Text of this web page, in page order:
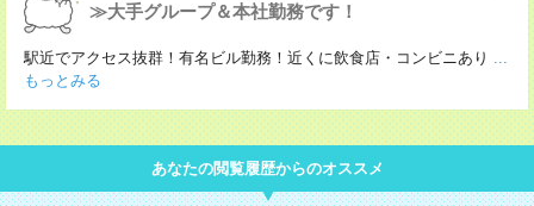
≫大手グループ＆本社勤務です！
駅近でアクセス抜群！有名ビル勤務！近くに飲食店・コンビニあり ...
もっとみる
あなたの閲覧履歴からのオススメ